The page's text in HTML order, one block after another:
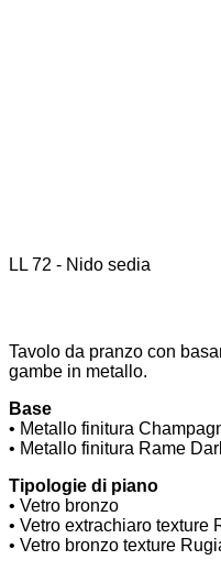
LL 72 - Nido sedia
Tavolo da pranzo con
gambe in metallo.
Base
• Metallo finitura
• Metallo finitura Rame
Tipologie di piano
• Vetro bronzo
• Vetro extrachiaro texture
• Vetro bronzo texture